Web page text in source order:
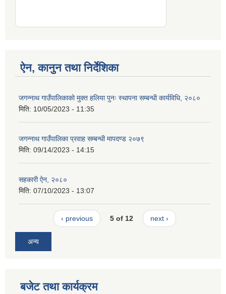
ऐन, कानुन तथा निर्देशिका
जगन्नाथ गाउँपालिकाको मुक्त हलिया पुनः स्थापना सम्बन्धी कार्यविधि, २०८०
मिति: 10/05/2023 - 11:35
जगन्नाथ गाउँपालिका प्रवाह सम्बन्धी मापदण्ड २०७९
मिति: 09/14/2023 - 14:15
सहकारी ऐन, २०८०
मिति: 07/10/2023 - 13:07
‹ previous 5 of 12 next ›
अन्य
बजेट तथा कार्यक्रम